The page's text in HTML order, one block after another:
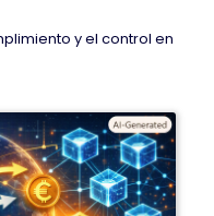
y el control en